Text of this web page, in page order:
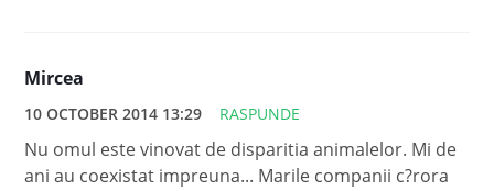
Mircea
10 OCTOBER 2014 13:29 RASPUNDE
Nu omul este vinovat de disparitia animalelor. Mi de
ani au coexistat impreuna... Marile companii c?rora